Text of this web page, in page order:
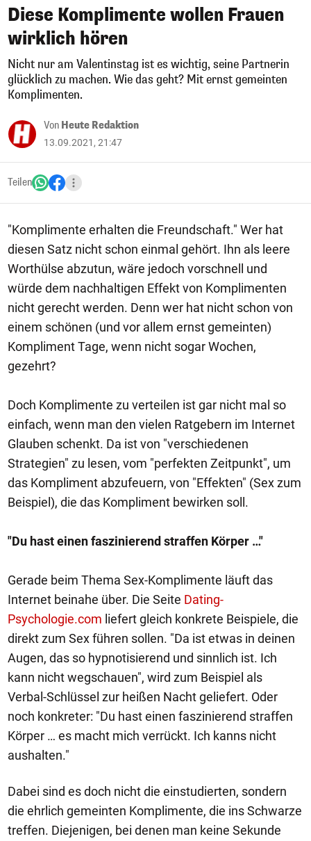
Diese Komplimente wollen Frauen
wirklich hören
Nicht nur am Valentinstag ist es wichtig, seine Partnerin
glücklich zu machen. Wie das geht? Mit ernst gemeinten
Komplimenten.
Von Heute Redaktion
13.09.2021, 21:47
Teilen
"Komplimente erhalten die Freundschaft." Wer hat
diesen Satz nicht schon einmal gehört. Ihn als leere
Worthülse abzutun, wäre jedoch vorschnell und
würde dem nachhaltigen Effekt von Komplimenten
nicht gerecht werden. Denn wer hat nicht schon von
einem schönen (und vor allem ernst gemeinten)
Kompliment Tage, wenn nicht sogar Wochen,
gezehrt?
Doch Komplimente zu verteilen ist gar nicht mal so
einfach, wenn man den vielen Ratgebern im Internet
Glauben schenkt. Da ist von "verschiedenen
Strategien" zu lesen, vom "perfekten Zeitpunkt", um
das Kompliment abzufeuern, von "Effekten" (Sex zum
Beispiel), die das Kompliment bewirken soll.
"Du hast einen faszinierend straffen Körper …"
Gerade beim Thema Sex-Komplimente läuft das
Internet beinahe über. Die Seite Dating-
Psychologie.com liefert gleich konkrete Beispiele, die
direkt zum Sex führen sollen. "Da ist etwas in deinen
Augen, das so hypnotisierend und sinnlich ist. Ich
kann nicht wegschauen", wird zum Beispiel als
Verbal-Schlüssel zur heißen Nacht geliefert. Oder
noch konkreter: "Du hast einen faszinierend straffen
Körper … es macht mich verrückt. Ich kanns nicht
aushalten."
Dabei sind es doch nicht die einstudierten, sondern
die ehrlich gemeinten Komplimente, die ins Schwarze
treffen. Diejenigen, bei denen man keine Sekunde